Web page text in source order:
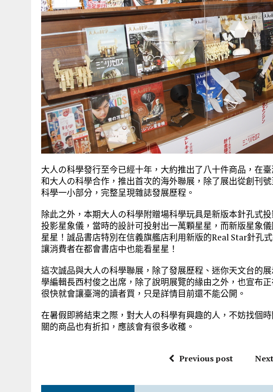
大人の科學發行至今已經十年，大約推出了八十件商品，在
和大人の科學合作，推出首次的海外聯展，除了展出從創刊
科學一小部分，完整呈現雜誌發展歷程。
除此之外，本期大人の科學附贈場科學玩具是新版本針孔式
投影星象儀，當時的設計可投射出一萬顆星星，而新版星象
星星！誠品書店特別在信義旗艦店利用新版的Real Star針孔
讓消費者在都會書店中也能看星星！
這次誠品與大人の科學聯展，除了發展歷程、迷你天文台的
學編輯長西村俊之出席，除了說明展覽的緣由之外，也宣布
很快就會讓臺灣的讀者買，只是詳情目前還不能公開。
在暑假即將結束之際，對大人の科學有興趣的人，不妨找個
關的商品也有折扣，應該會有很多收穫。
Previous post